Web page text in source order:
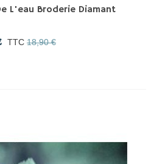
L'eau Broderie Diamant
TTC 18,90 €